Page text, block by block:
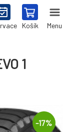
Košík Menu
1
-17%